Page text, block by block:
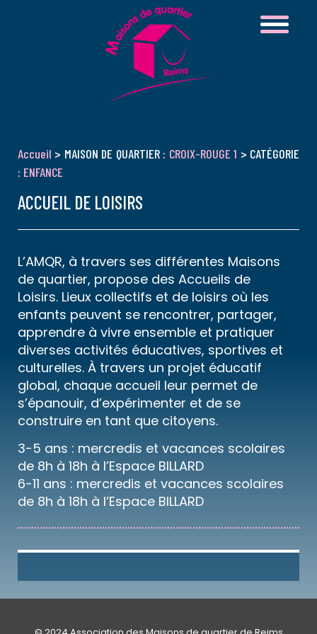
Accueil > MAISON DE QUARTIER : CROIX-ROUGE 1 > CATÉGORIE
: ENFANCE
ACCUEIL DE LOISIRS
L’AMQR, à travers ses différentes Maisons
de quartier, propose des Accueils de
Loisirs. Lieux collectifs et de loisirs où les
enfants peuvent se rencontrer, partager,
apprendre à vivre ensemble et pratiquer
diverses activités éducatives, sportives et
culturelles. À travers un projet éducatif
global, chaque accueil leur permet de
s’épanouir, d’expérimenter et de se
construire en tant que citoyens.
3-5 ans : mercredis et vacances scolaires
de 8h à 18h à l’Espace BILLARD
6-11 ans : mercredis et vacances scolaires
de 8h à 18h à l’Espace BILLARD